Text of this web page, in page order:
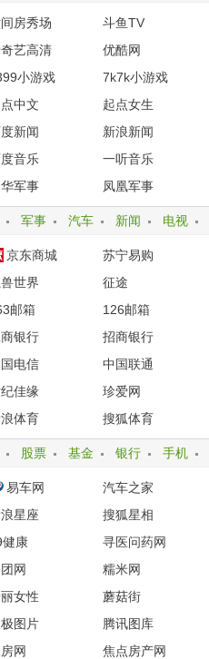
房秀场 斗鱼TV
艺高清 优酷网
小游戏 7k7k小游戏
中文 起点女生
新闻 新浪新闻
音乐 一听音乐
军事 凤凰军事
军事 汽车 新闻 电视
京东商城 苏宁易购
世界 征途
邮箱 126邮箱
银行 招商银行
电信 中国联通
佳缘 珍爱网
体育 搜狐体育
股票 基金 银行 手机
易车网 汽车之家
星座 搜狐星相
健康 寻医问药网
网 糯米网
女性 蘑菇街
图片 腾讯图库
网 焦点房产网